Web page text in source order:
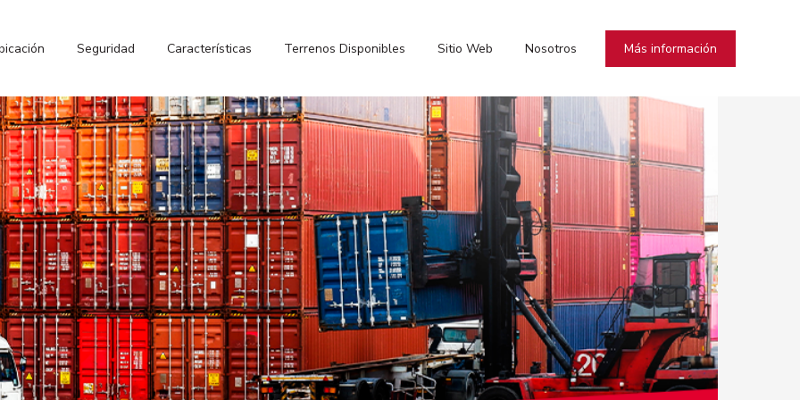
Seguridad Características Terrenos Disponibles Sitio Web Nosotros Más información